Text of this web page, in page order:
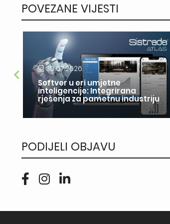
POVEZANE VIJESTI
30.07.2026.
Softver u eri umjetne
inteligencije: Integrirana
rješenja za pametnu industriju
PODIJELI OBJAVU